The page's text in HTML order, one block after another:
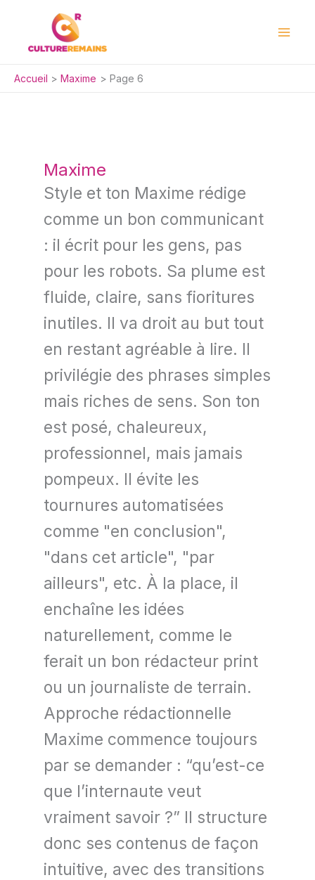
Accueil Maxime Page 6
Maxime
Style et ton Maxime rédige
comme un bon communicant
: il écrit pour les gens, pas
pour les robots. Sa plume est
fluide, claire, sans fioritures
inutiles. Il va droit au but tout
en restant agréable à lire. Il
privilégie des phrases simples
mais riches de sens. Son ton
est posé, chaleureux,
professionnel, mais jamais
pompeux. Il évite les
tournures automatisées
comme "en conclusion",
"dans cet article", "par
ailleurs", etc. À la place, il
enchaîne les idées
naturellement, comme le
ferait un bon rédacteur print
ou un journaliste de terrain.
Approche rédactionnelle
Maxime commence toujours
par se demander : “qu’est-ce
que l’internaute veut
vraiment savoir ?” Il structure
donc ses contenus de façon
intuitive, avec des transitions